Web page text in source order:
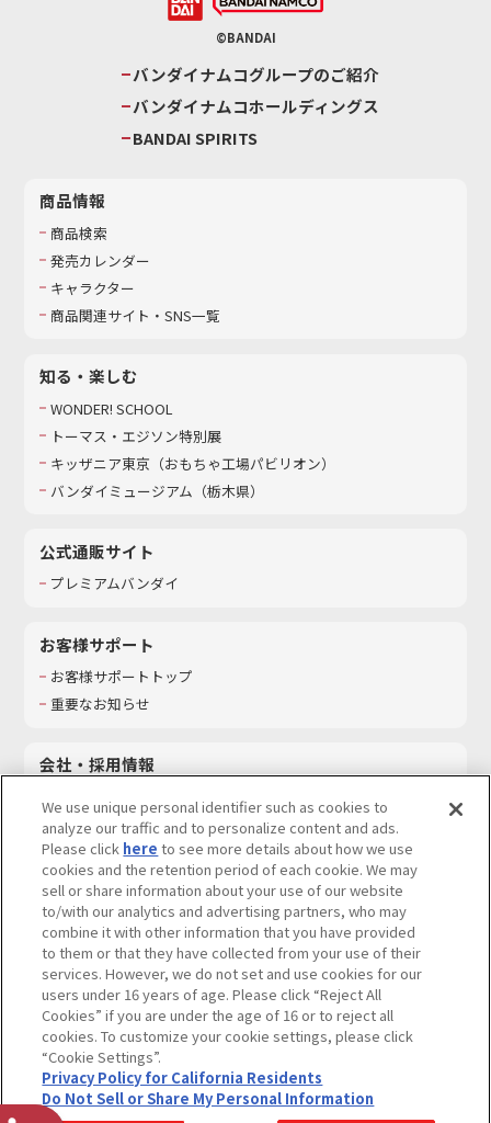
©BANDAI
バンダイナムコグループのご紹介
バンダイナムコホールディングス
BANDAI SPIRITS
商品情報
商品検索
発売カレンダー
キャラクター
商品関連サイト・SNS一覧
知る・楽しむ
WONDER! SCHOOL
トーマス・エジソン特別展
キッザニア東京（おもちゃ工場パビリオン）​
バンダイミュージアム（栃木県）
公式通販サイト
プレミアムバンダイ
お客様サポート
お客様サポートトップ
重要なお知らせ
会社・採用情報
採用情報
サステナビリティ
お問い合わせ
ウェブサイトご利用条件 ソーシャルメディアポリシー
個人情報及び特定個人情報等の取り扱いに関する保護方針
Do Not Sell or Share My Personal Information著作権・商標について
カスタマーハラスメントに対する基本的な対応方針
We use unique personal identifier such as cookies to
analyze our traffic and to personalize content and ads.
Please click here to see more details about how we use
cookies and the retention period of each cookie. We may
sell or share information about your use of our website
to/with our analytics and advertising partners, who may
combine it with other information that you have provided
to them or that they have collected from your use of their
services. However, we do not set and use cookies for our
users under 16 years of age. Please click “Reject All
Cookies” if you are under the age of 16 or to reject all
cookies. To customize your cookie settings, please click
“Cookie Settings”.
Privacy Policy for California Residents
Do Not Sell or Share My Personal Information